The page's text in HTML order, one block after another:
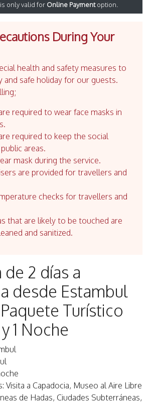
only valid for Online Paymentoption.
During Your
health and safety measures to
and safe holiday for our guests.
required to wear face masks in
required to keep the social
areas.
mask during the service.
are provided for travellers and
checks for travellers and
that are likely to be touched are
and sanitized.
2 días a
desde Estambul
Turístico
1 Noche
Visita a Capadocia, Museo al Aire Libre
de Hadas, Ciudades Subterráneas,